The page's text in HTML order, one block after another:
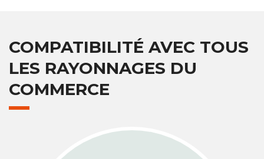
COMPATIBILITÉ AVEC TOUS
LES RAYONNAGES DU
COMMERCE